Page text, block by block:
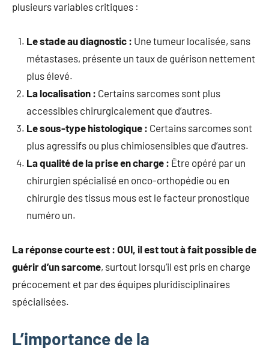
plusieurs variables critiques :
Le stade au diagnostic : Une tumeur localisée, sans
métastases, présente un taux de guérison nettement
plus élevé.
La localisation : Certains sarcomes sont plus
accessibles chirurgicalement que d’autres.
Le sous-type histologique : Certains sarcomes sont
plus agressifs ou plus chimiosensibles que d’autres.
La qualité de la prise en charge : Être opéré par un
chirurgien spécialisé en onco-orthopédie ou en
chirurgie des tissus mous est le facteur pronostique
numéro un.
La réponse courte est : OUI, il est tout à fait possible de
guérir d’un sarcome, surtout lorsqu’il est pris en charge
précocement et par des équipes pluridisciplinaires
spécialisées.
L’importance de la